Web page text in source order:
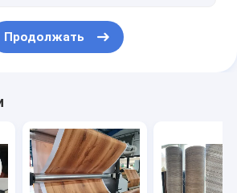
PVC для мебели
Продолжать